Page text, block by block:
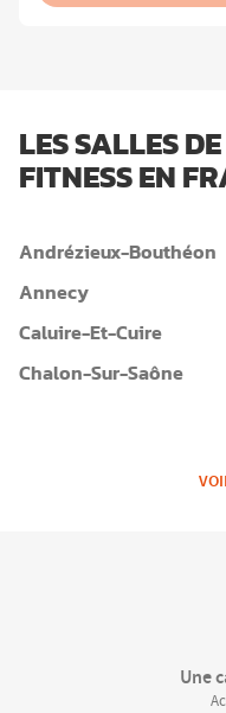
LES SALLES
FITNESS EN
Andrézieux-Bouthéon
Annecy
Caluire-Et-Cuire
Chalon-Sur-Saône
DE
Une